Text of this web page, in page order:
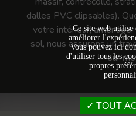
dalles PVC clipsables).
votre intérieur,
sol, nous assurons un
sur
Ce site web utilise
améliorer
Vous pouvez ici
d'utiliser tous les
propres
TOUT